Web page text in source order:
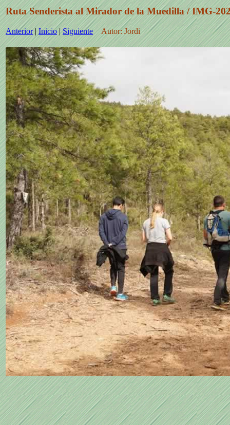
Ruta Senderista al Mirador de la Muedilla / IMG-
Anterior| Inicio|Siguiente Autor: Jordi